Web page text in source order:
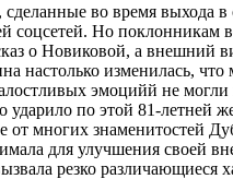
во время выхода в
соцсетей. Но поклонникам
о Новиковой, а внешний
настолько изменилась, что
эмоцийй не могли
ударило по этой 81-летней
от многих знаменитостей
для улучшения своей
резко различающиеся